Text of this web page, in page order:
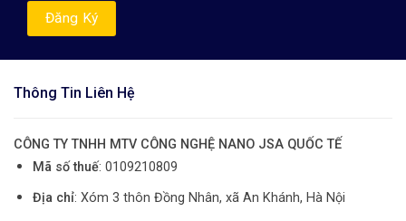
Thông Tin Liên Hệ
CÔNG TY TNHH MTV CÔNG NGHỆ NANO JSA QUỐC TẾ
Mã số thuế: 0109210809
Địa chỉ: Xóm 3 thôn Đồng Nhân, xã An Khánh, Hà Nội